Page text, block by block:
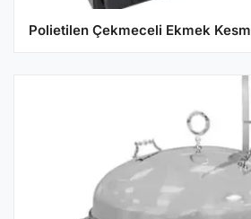
Polietilen Çekmeceli Ekmek